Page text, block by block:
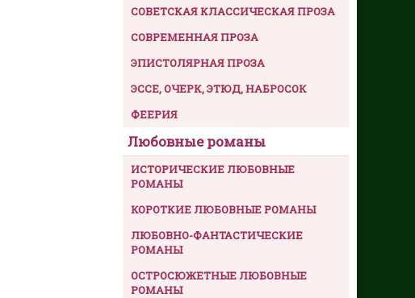
СОВЕТСКАЯ КЛАССИЧЕСКАЯ ПРОЗА
СОВРЕМЕННАЯ ПРОЗА
ЭПИСТОЛЯРНАЯ ПРОЗА
ЭССЕ, ОЧЕРК, ЭТЮД, НАБРОСОК
ФЕЕРИЯ
Любовные романы
ИСТОРИЧЕСКИЕ ЛЮБОВНЫЕ
РОМАНЫ
КОРОТКИЕ ЛЮБОВНЫЕ РОМАНЫ
ЛЮБОВНО-ФАНТАСТИЧЕСКИЕ
РОМАНЫ
ОСТРОСЮЖЕТНЫЕ ЛЮБОВНЫЕ
РОМАНЫ